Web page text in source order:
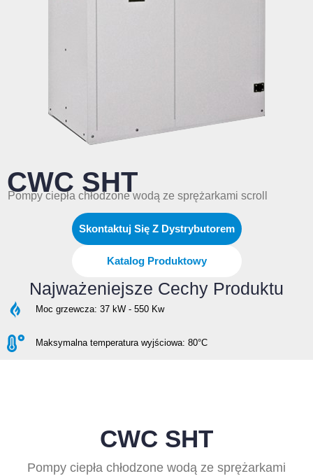
CWC SHT
Pompy ciepła chłodzone wodą ze sprężarkami scroll
Skontaktuj Się Z Dystrybutorem
Katalog Produktowy
Najważeniejsze Cechy Produktu
Moc grzewcza: 37 kW - 550 Kw
Maksymalna temperatura wyjściowa: 80°C
CWC SHT
Pompy ciepła chłodzone wodą ze sprężarkami